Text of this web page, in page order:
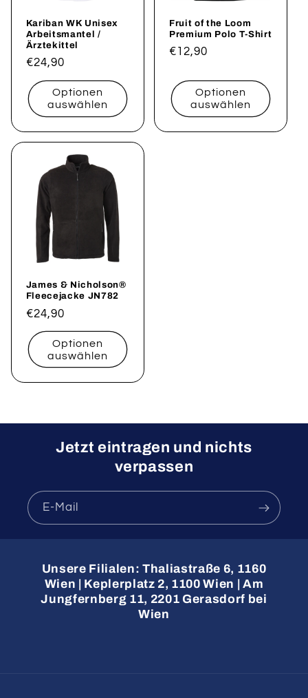
Kariban WK Unisex
Arbeitsmantel /
Ärztekittel
Normaler
Preis
€24,90
Optionen
auswählen
Fruit of the Loom
Premium Polo T-Shirt
Normaler
€12,90
Optionen
auswählen
James & Nicholson®
Fleecejacke JN782
Normaler
Preis
€24,90
Optionen
auswählen
Jetzt eintragen und nichts
verpassen
E-Mail
Unsere Filialen: Thaliastraße 6, 1160
Wien | Keplerplatz 2, 1100 Wien | Am
Jungfernberg 11, 2201 Gerasdorf bei
Wien